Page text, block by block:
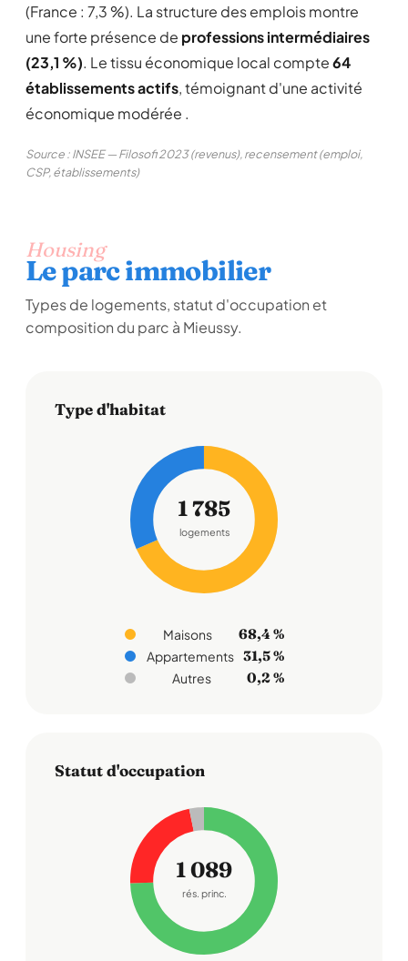
(France : 7,3 %). La structure des emplois montre
une forte présence de professions intermédiaires
(23,1 %). Le tissu économique local compte64
établissements actifs, témoignant d'une activité
économique modérée .
Source : INSEE — Filosofi 2023 (revenus), recensement (emploi,
CSP, établissements)
Housing
Le parc immobilier
Types de logements, statut d'occupation et
composition du parc à Mieussy.
Type d'habitat
1 785
logements
Maisons 68,4 %
Appartements 31,5 %
Autres 0,2 %
Statut d'occupation
1 089
rés. princ.